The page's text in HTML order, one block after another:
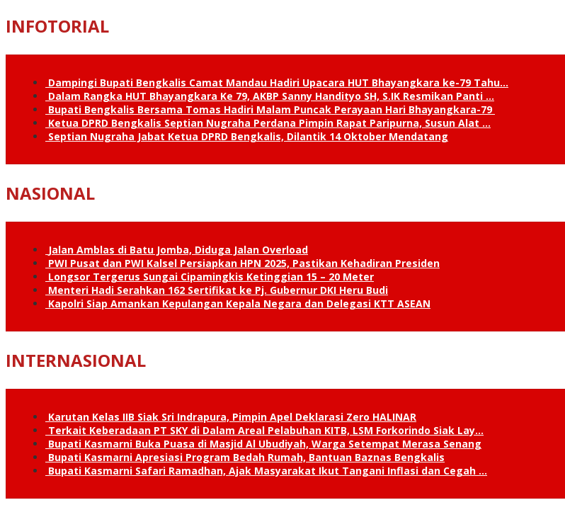
INFOTORIAL
Dampingi Bupati Bengkalis Camat Mandau Hadiri Upacara HUT Bhayangkara ke-79 Tahu…
Dalam Rangka HUT Bhayangkara Ke 79, AKBP Sanny Handityo SH, S.IK Resmikan Panti …
Bupati Bengkalis Bersama Tomas Hadiri Malam Puncak Perayaan Hari Bhayangkara-79
Ketua DPRD Bengkalis Septian Nugraha Perdana Pimpin Rapat Paripurna, Susun Alat …
Septian Nugraha Jabat Ketua DPRD Bengkalis, Dilantik 14 Oktober Mendatang
NASIONAL
Jalan Amblas di Batu Jomba, Diduga Jalan Overload
PWI Pusat dan PWI Kalsel Persiapkan HPN 2025, Pastikan Kehadiran Presiden
Longsor Tergerus Sungai Cipamingkis Ketinggian 15 – 20 Meter
Menteri Hadi Serahkan 162 Sertifikat ke Pj. Gubernur DKI Heru Budi
Kapolri Siap Amankan Kepulangan Kepala Negara dan Delegasi KTT ASEAN
INTERNASIONAL
Karutan Kelas IIB Siak Sri Indrapura, Pimpin Apel Deklarasi Zero HALINAR
Terkait Keberadaan PT SKY di Dalam Areal Pelabuhan KITB, LSM Forkorindo Siak Lay…
Bupati Kasmarni Buka Puasa di Masjid Al Ubudiyah, Warga Setempat Merasa Senang
Bupati Kasmarni Apresiasi Program Bedah Rumah, Bantuan Baznas Bengkalis
Bupati Kasmarni Safari Ramadhan, Ajak Masyarakat Ikut Tangani Inflasi dan Cegah …